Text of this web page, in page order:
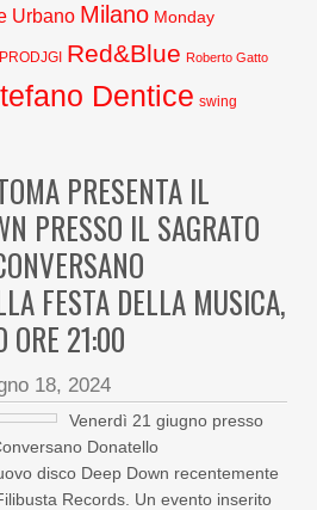
Urbano Milano Monday
PRODJGI Red&Blue Roberto Gatto
Dentice swing
PRESENTA IL
PRESSO IL SAGRATO
FESTA DELLA MUSICA,
ORE 21:00
18, 2024
Venerdì 21 giugno presso
Donatello
disco Deep Down recentemente
Records. Un evento inserito